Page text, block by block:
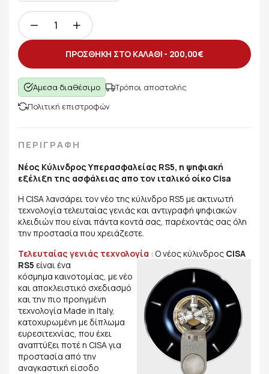
ΠΡΟΣΘΗΚΗ ΣΤΟ ΚΑΛΑΘΙ - 200,00€
Άμεσα διαθέσιμο
Τρόποι αποστολής
Πολιτική επιστροφών
ΠΕΡΙΓΡΑΦΗ
Νέος Κύλινδρος Υπερασφαλείας RS5, η ψηφιακή
εξέλιξη της ασφάλειας απο τον ιταλικό οίκο Cisa
Η CISA λανσάρει τον νέο της κύλινδρο RS5 με ακτινωτή
τεχνολογία τελευταίας γενιάς και αντιγραφή ψηφιακών
κλειδιών που είναι πάντα κοντά σας, παρέχοντάς σας όλη
την προστασία που χρειάζεστε.
Τελευταίας γενιάς τεχνολογία : Ο νέος κύλινδρος CISA
RS5 είναι ένα
κόσμημα καινοτομίας, με νέο
και αποκλειστικό σχεδιασμό
και την πιο προηγμένη
τεχνολογία Made in Italy,
κατοχυρωμένη με δίπλωμα
ευρεσιτεχνίας, που έχει
αναπτύξει ποτέ η CISA για
προστασία από την
αναγκαστική είσοδο